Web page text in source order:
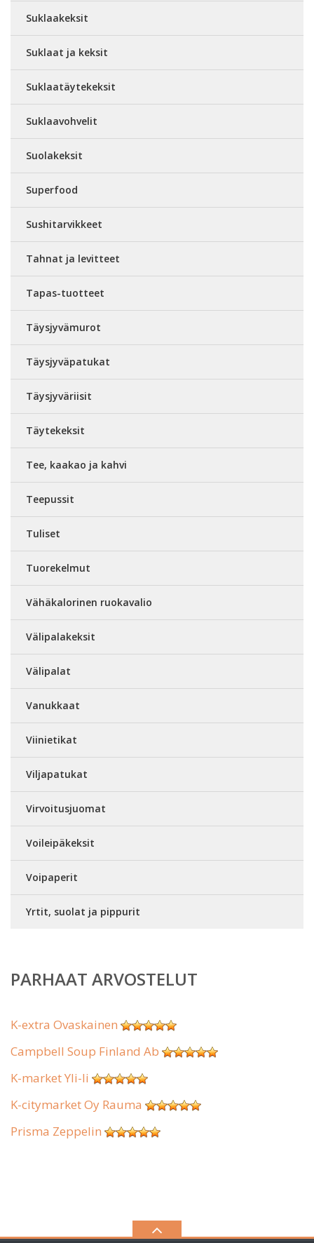
Suklaakeksit
Suklaat ja keksit
Suklaatäytekeksit
Suklaavohvelit
Suolakeksit
Superfood
Sushitarvikkeet
Tahnat ja levitteet
Tapas-tuotteet
Täysjyvämurot
Täysjyväpatukat
Täysjyväriisit
Täytekeksit
Tee, kaakao ja kahvi
Teepussit
Tuliset
Tuorekelmut
Vähäkalorinen ruokavalio
Välipalakeksit
Välipalat
Vanukkaat
Viinietikat
Viljapatukat
Virvoitusjuomat
Voileipäkeksit
Voipaperit
Yrtit, suolat ja pippurit
PARHAAT ARVOSTELUT
K-extra Ovaskainen
Campbell Soup Finland Ab
K-market Yli-Ii
K-citymarket Oy Rauma
Prisma Zeppelin